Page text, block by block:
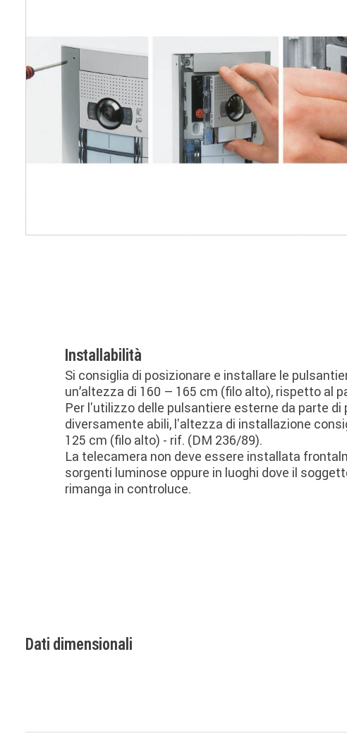
Installabilità
Si consiglia di posizionare e installare le
un’altezza di 160 – 165 cm (filo alto), rispetto al
Per l'utilizzo delle pulsantiere esterne da parte di
diversamente abili, l'altezza di installazione
125 cm (filo alto) - rif. (DM 236/89).
La telecamera non deve essere installata
sorgenti luminose oppure in luoghi dove il
rimanga in controluce.
Dati dimensionali